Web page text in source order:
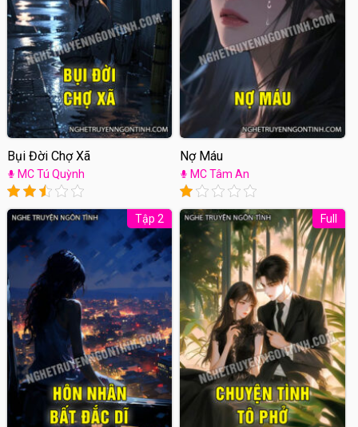
Bụi Đời Chợ Xã
MC Tú Quỳnh
Nợ Máu
MC Tâm An
Tập 2 Full